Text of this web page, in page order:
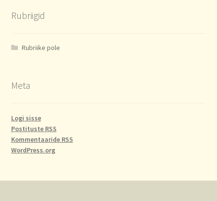
Rubriigid
Rubriike pole
Meta
Logi sisse
Postituste RSS
Kommentaaride RSS
WordPress.org